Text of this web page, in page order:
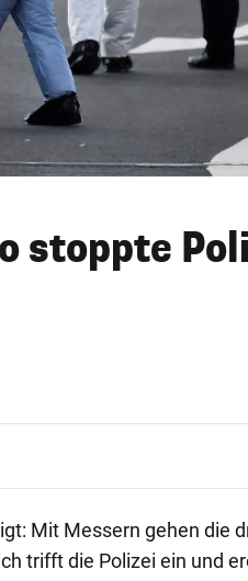
stoppte
Mit Messern gehen die
trifft die Polizei ein und